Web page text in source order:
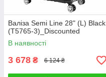
Валіза Semi Line 28" (L) Black
(T5765-3)_Discounted
В наявності
3 678 ₴ 6 124 ₴